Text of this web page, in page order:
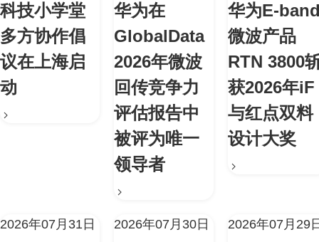
科技小学堂
多方协作倡
议在上海启
动
华为在
GlobalData
2026年微波
回传竞争力
评估报告中
被评为唯一
领导者
华为E-
微波产品
RTN 3800
获2026年iF
与红点双料
设计大奖
2026年07月31日 2026年07月30日 2026年07月29